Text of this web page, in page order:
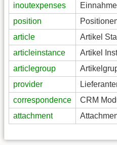
inoutexpenses
position
article
Artikel
articleinstance
Artikel
articlegroup
provider
correspondence
CRM
attachment